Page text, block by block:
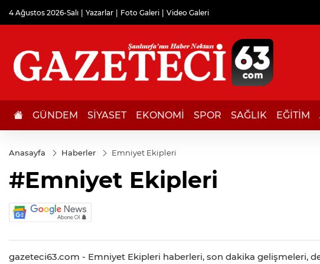
4 Ağustos 2026-Salı Yazarlar Foto Galeri Video Galeri
GÜNDEM SİYASET EKONOMİ SPOR SAĞLIK EĞİTİM
Anasayfa Haberler Emniyet Ekipleri
#Emniyet Ekipleri
gazeteci63.com - Emniyet Ekipleri haberleri, son dakika gelişmeleri,